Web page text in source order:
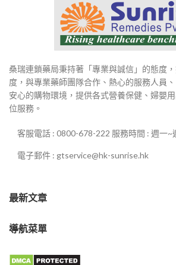
桑瑞連鎖藥局秉持著「專業與誠信」的態度
度，與專業藥師團隊合作、熱心的服務人員
安心的購物環境，提供各式營養保健、婦嬰
位服務。
客服電話 : 0800-678-222 服務時間 : 週一
電子郵件 : gtservice@hk-sunrise.hk
最新文章
導航菜單